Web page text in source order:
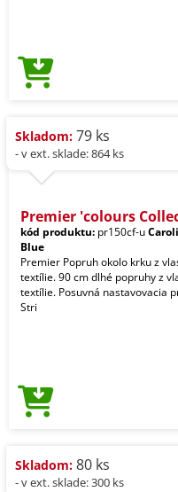
Skladom: 79 ks
- v ext. sklade: 864 ks
Premier 'colours
kód produktu: pr150cf-u
Blue
Premier Popruh okolo krku z
textílie. 90 cm dlhé popruhy z
textílie. Posuvná nastavovacia
Stri
Skladom: 80 ks
- v ext. sklade: 300 ks